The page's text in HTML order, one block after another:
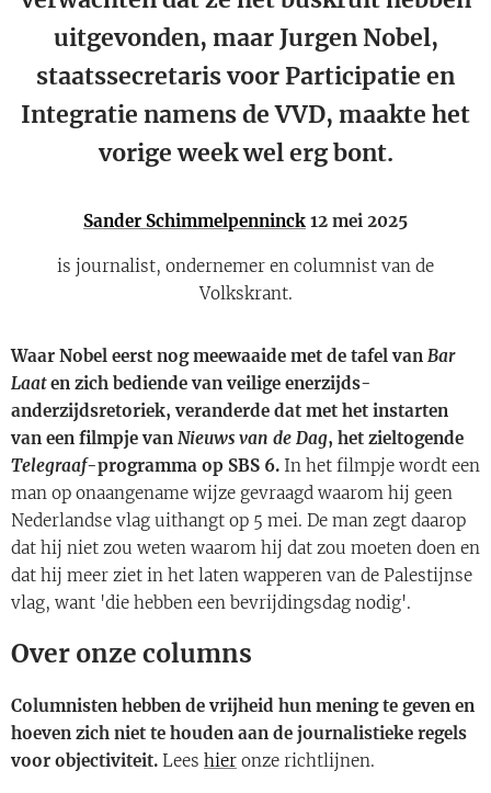
uitgevonden, maar Jurgen Nobel,
staatssecretaris voor Participatie en
Integratie namens de VVD, maakte het
vorige week wel erg bont.
Sander Schimmelpenninck 12 mei 2025
is journalist, ondernemer en columnist van de
Volkskrant.
Waar Nobel eerst nog meewaaide met de tafel van Bar
Laaten zich bediende van veilige enerzijds-
anderzijdsretoriek, veranderde dat met het instarten
van een filmpje van Nieuws van de Dag, het zieltogende
Telegraaf-programma op SBS 6. In het filmpje wordt een
man op onaangename wijze gevraagd waarom hij geen
Nederlandse vlag uithangt op 5 mei. De man zegt daarop
dat hij niet zou weten waarom hij dat zou moeten doen en
dat hij meer ziet in het laten wapperen van de Palestijnse
vlag, want 'die hebben een bevrijdingsdag nodig'.
Over onze columns
Columnisten hebben de vrijheid hun mening te geven en
hoeven zich niet te houden aan de journalistieke regels
voor objectiviteit. Lees hier onze richtlijnen.